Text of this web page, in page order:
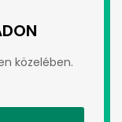
közelében.